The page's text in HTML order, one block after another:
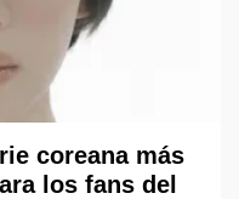
coreana más
los fans del